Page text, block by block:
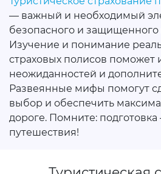
— важный и необходимый
безопасного и защищенного
Изучение и понимание
страховых полисов поможет
неожиданностей и
Развеянные мифы помогут
выбор и обеспечить
дороге. Помните:
путешествия!